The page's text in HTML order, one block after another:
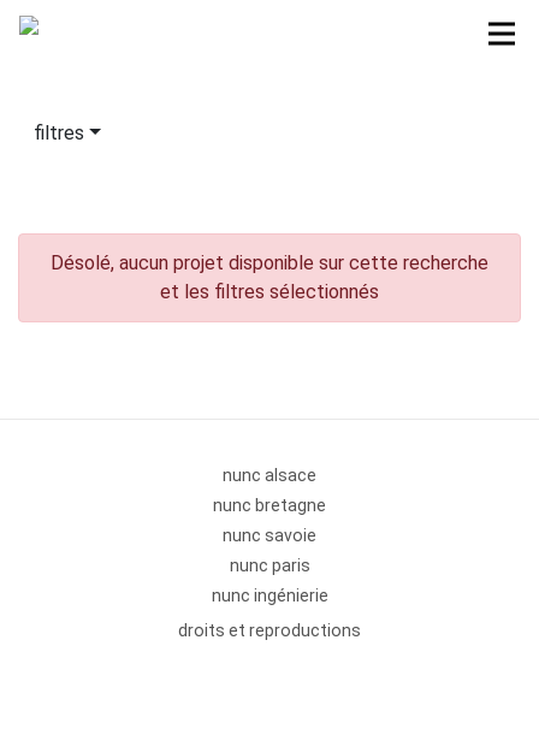
filtres
Désolé, aucun projet disponible sur cette recherche
et les filtres sélectionnés
nunc alsace
nunc bretagne
nunc savoie
nunc paris
nunc ingénierie
droits et reproductions